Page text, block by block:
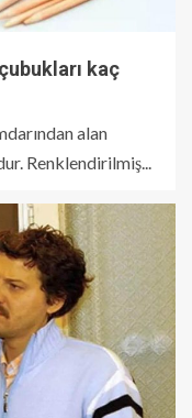
kaç
alan
Renklendirilmiş...